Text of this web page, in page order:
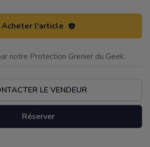
Acheter l'article
notre Protection Grenier du Geek.
LE VENDEUR
Réserver